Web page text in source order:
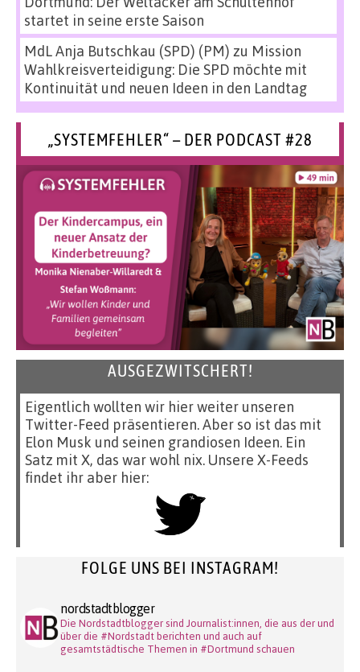
startet in seine erste Saison
MdL Anja Butschkau (SPD) (PM) zu Mission
Wahlkreisverteidigung: Die SPD möchte mit
Kontinuität und neuen Ideen in den Landtag
„SYSTEMFEHLER“ – DER PODCAST #28
AUSGEZWITSCHERT!
Eigentlich wollten wir hier weiter unseren
Twitter-Feed präsentieren. Aber so ist das mit
Elon Musk und seinen grandiosen Ideen. Ein
Satz mit X, das war wohl nix. Unsere X-Feeds
findet ihr aber hier:
FOLGE UNS BEI INSTAGRAM!
nordstadtblogger
Die Nordstadtblogger sind Journalist:innen, die aus der und
über die #Nordstadt berichten und auch auf
gesamtstädtische Themen in #Dortmund schauen